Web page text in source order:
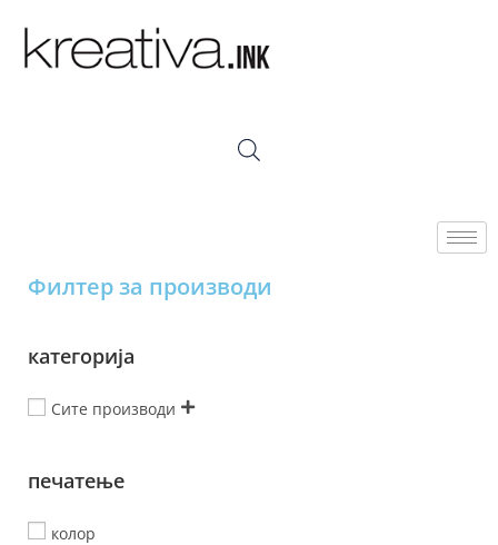
Филтер за производи
категорија
Сите производи
печатење
колор